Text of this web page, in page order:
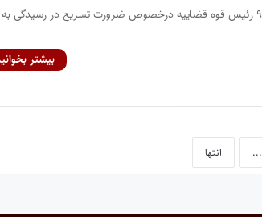
بخشنامه شماره ۹۰۰۰/۱۰۸۱۷۲/۱۰۰ مورخ ۹۹/۰۶/۱۵ رئیس قوه قضاییه درخصوص ضرورت تسریع در رسیدگی به
بیشتر
... انتها